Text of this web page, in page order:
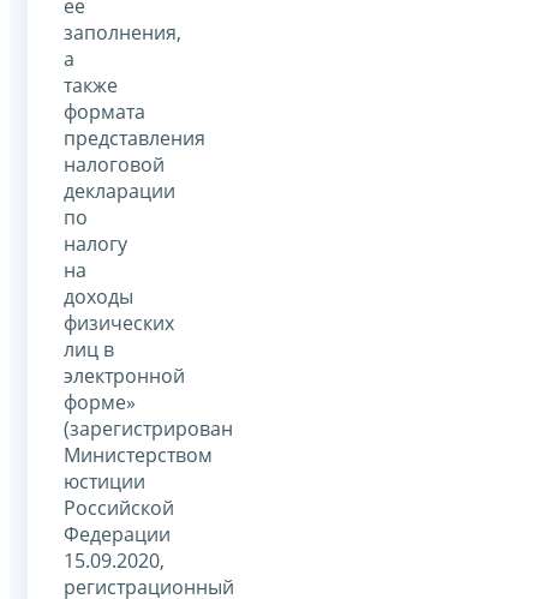
ее
заполнения,
а
также
формата
представления
налоговой
декларации
по
налогу
на
доходы
физических
лиц в
электронной
форме»
(зарегистрирован
Министерством
юстиции
Российской
Федерации
15.09.2020,
регистрационный